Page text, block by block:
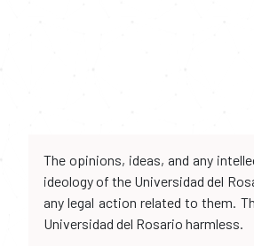
The opinions, ideas, and any
ideology of the Universidad del
any legal action related to them.
Universidad del Rosario harmless.